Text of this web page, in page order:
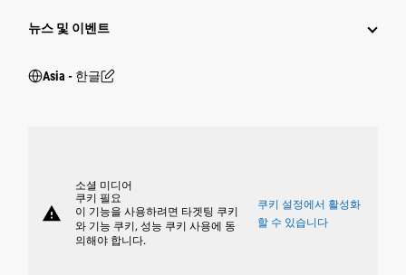
뉴스 및 이벤트
Asia - 한글
warning
소셜 미디어
쿠키 필요
이 기능을 사용하려면 타겟팅 쿠키
와 기능 쿠키, 성능 쿠키 사용에 동
의해야 합니다.
쿠키 설정에서 활성화
할 수 있습니다